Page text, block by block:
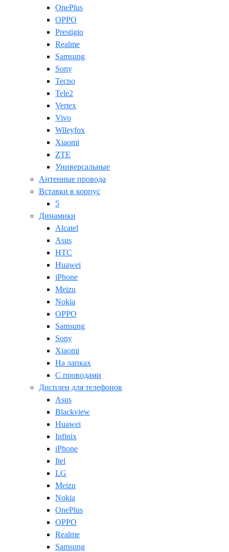
OnePlus
OPPO
Prestigio
Realme
Samsung
Sony
Tecno
Tele2
Vertex
Vivo
Wileyfox
Xiaomi
ZTE
Универсальные
Антенные провода
Вставки в корпус
5
Динамики
Alcatel
Asus
HTC
Huawei
iPhone
Meizu
Nokia
OPPO
Samsung
Sony
Xiaomi
На лапках
С проводами
Дисплеи для телефонов
Asus
Blackview
Huawei
Infinix
iPhone
Itel
LG
Meizu
Nokia
OnePlus
OPPO
Realme
Samsung